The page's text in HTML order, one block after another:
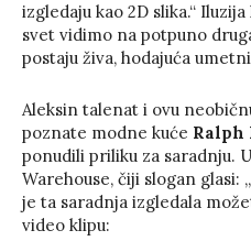
izgledaju kao 2D slika.“
svet vidimo na potpuno
postaju živa, hodajuća
Aleksin talenat i ovu
poznate modne kuće Ralph
ponudili priliku za saradnju.
Warehouse, čiji slogan glasi:
je ta saradnja izgledala
video klipu: